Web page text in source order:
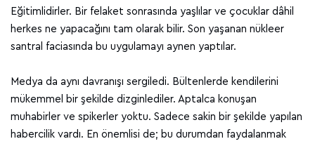
Eğitimlidirler. Bir felaket sonrasında yaşlılar ve çocuklar dâhil
herkes ne yapacağını tam olarak bilir. Son yaşanan nükleer
santral faciasında bu uygulamayı aynen yaptılar.
Medya da aynı davranışı sergiledi. Bültenlerde kendilerini
mükemmel bir şekilde dizginlediler. Aptalca konuşan
muhabirler ve spikerler yoktu. Sadece sakin bir şekilde yapılan
habercilik vardı. En önemlisi de; bu durumdan faydalanmak